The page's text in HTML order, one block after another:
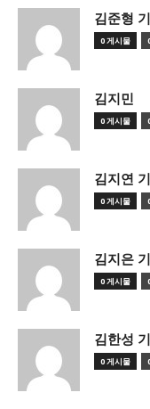
김준형
0 게시물
김지민
0 게시물
김지연
0 게시물
김지은
0 게시물
김한성
0 게시물